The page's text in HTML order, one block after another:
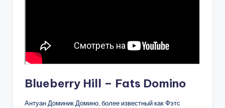
Blueberry Hill – Fats Domino
Антуан Доминик Домино, более известный как Фэтс